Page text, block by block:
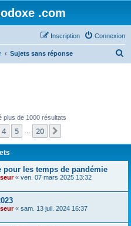
.com
Connexion
Inscription
Sujets sans réponse
plus de 1000 résultats
4 5 20
les temps de pandémie
« ven. 07 mars 2025 13:32
« sam. 13 juil. 2024 16:37